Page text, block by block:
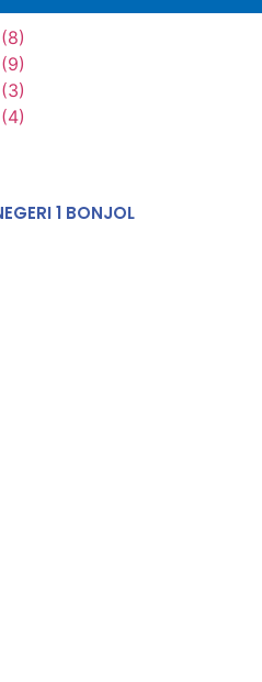
1 BONJOL